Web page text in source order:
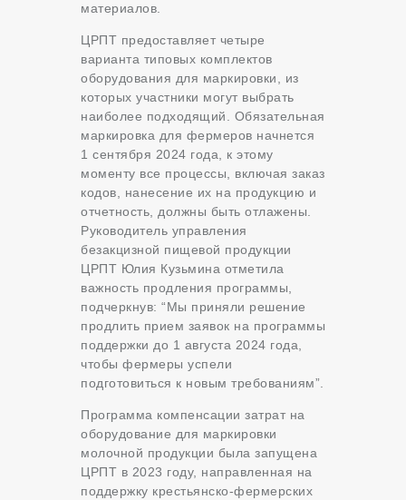
материалов.
ЦРПТ предоставляет четыре
варианта типовых комплектов
оборудования для маркировки, из
которых участники могут выбрать
наиболее подходящий. Обязательная
маркировка для фермеров начнется
1 сентября 2024 года, к этому
моменту все процессы, включая заказ
кодов, нанесение их на продукцию и
отчетность, должны быть отлажены.
Руководитель управления
безакцизной пищевой продукции
ЦРПТ Юлия Кузьмина отметила
важность продления программы,
подчеркнув: “Мы приняли решение
продлить прием заявок на программы
поддержки до 1 августа 2024 года,
чтобы фермеры успели
подготовиться к новым требованиям”.
Программа компенсации затрат на
оборудование для маркировки
молочной продукции была запущена
ЦРПТ в 2023 году, направленная на
поддержку крестьянско-фермерских